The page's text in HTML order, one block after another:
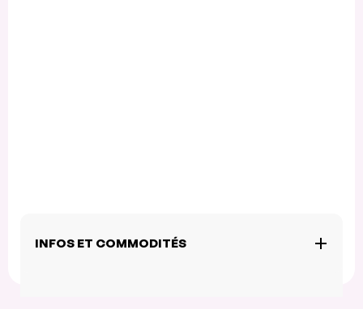
INFOS ET COMMODITÉS